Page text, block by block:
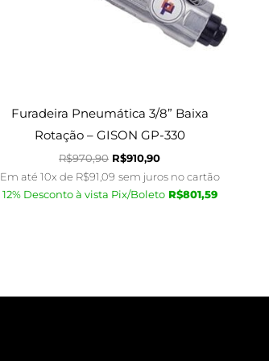
Furadeira Pneumática 3/8” Baixa
Rotação – GISON GP-330
R$970,90 R$910,90
Em até 10x de R$91,09 sem juros no cartão
12% Desconto à vista Pix/Boleto R$801,59